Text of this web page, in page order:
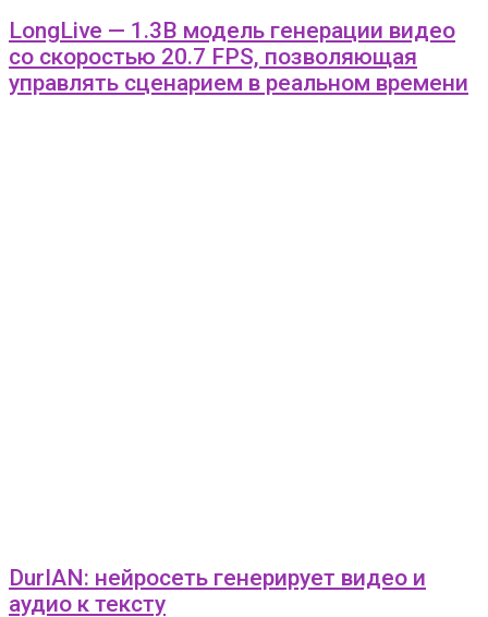
LongLive — 1.3B модель генерации видео
со скоростью 20.7 FPS, позволяющая
управлять сценарием в реальном времени
DurIAN: нейросеть генерирует видео и
аудио к тексту